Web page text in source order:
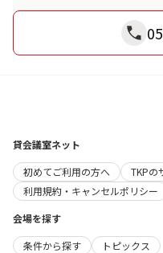
貸会議室ネット
初めてご利用の方へ
TKPの
利用規約・キャンセルポリシー
会場を探す
条件から探す
トピックス